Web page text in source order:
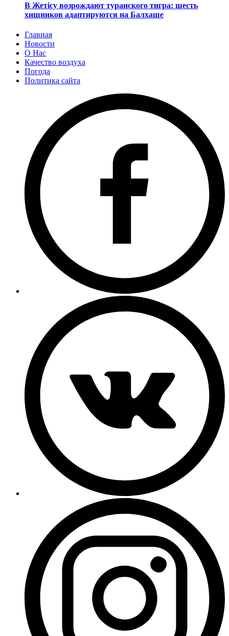
В Жетісу возрождают туранского тигра: шесть
хищников адаптируются на Балхаше
Главная
Новости
О Нас
Качество воздуха
Погода
Политика сайта